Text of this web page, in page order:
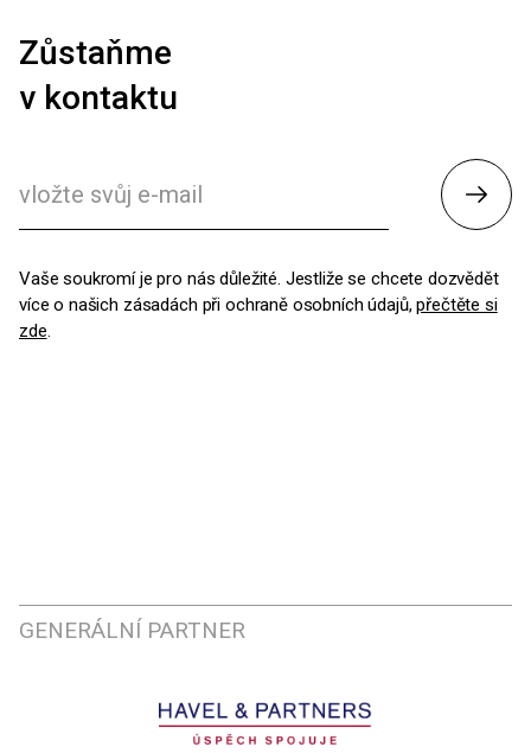
Zůstaňme
v kontaktu
Vaše soukromí je pro nás důležité. Jestliže se chcete dozvědět
více o našich zásadách při ochraně osobních údajů,přečtěte si
zde.
GENERÁLNÍ PARTNER